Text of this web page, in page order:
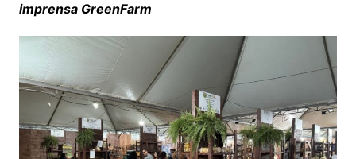
imprensa GreenFarm